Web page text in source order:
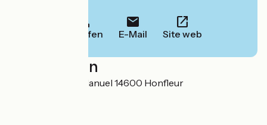
Anrufen E-Mail Site web
Localisation
62 cours Albert Manuel 14600 Honfleur